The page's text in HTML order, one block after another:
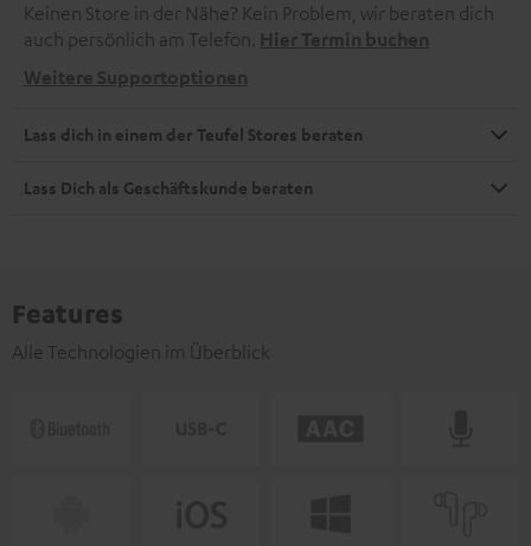
Keinen Store in der Nähe? Kein Problem, wir beraten dich
auch persönlich am Telefon. Hier Termin buchen
Weitere Supportoptionen
Lass dich in einem der Teufel Stores beraten
Lass Dich als Geschäftskunde beraten
Features
Alle Technologien im Überblick